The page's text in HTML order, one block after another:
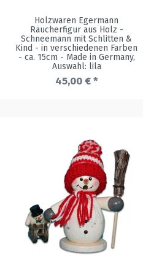
Holzwaren Egermann
Räucherfigur aus Holz -
Schneemann mit Schlitten &
Kind - in verschiedenen Farben
- ca. 15cm - Made in Germany,
Auswahl: lila
45,00 € *